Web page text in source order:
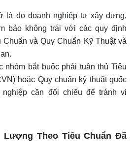
là do doanh nghiệp tự xây dựng,
bảo không trái với các quy định
Chuẩn và Quy Chuẩn Kỹ Thuật và
nhóm bắt buộc phải tuân thủ Tiêu
hoặc Quy chuẩn kỹ thuật quốc
nghiệp cần đối chiếu để tránh vi
Lượng Theo Tiêu Chuẩn Đã